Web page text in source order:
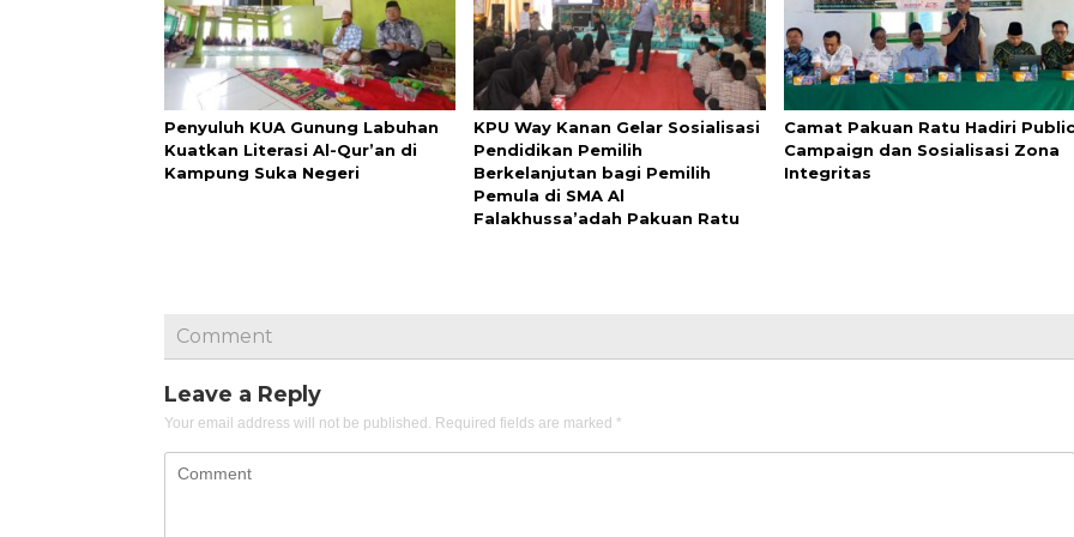
Penyuluh KUA Gunung Labuhan
Kuatkan Literasi Al-Qur’an di
Kampung Suka Negeri
KPU Way Kanan Gelar Sosialisasi
Pendidikan Pemilih
Berkelanjutan bagi Pemilih
Pemula di SMA Al
Falakhussa’adah Pakuan Ratu
Camat Pakuan Ratu Hadiri Public
Campaign dan Sosialisasi Zona
Integritas
Comment
Leave a Reply
Your email address will not be published. Required fields are marked *